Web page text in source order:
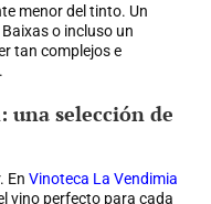
menor del tinto. Un
o incluso un
tan complejos e
una selección de
En Vinoteca La Vendimia
vino perfecto para cada